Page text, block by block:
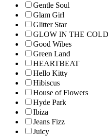
Gentle Soul
Glam Girl
Glitter Star
GLOW IN THE COLD
Good Wibes
Green Land
HEARTBEAT
Hello Kitty
Hibiscus
House of Flowers
Hyde Park
Ibiza
Jeans Fizz
Juicy